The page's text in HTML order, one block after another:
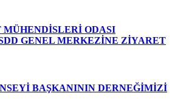
ODASI
GENEL MERKEZİNE ZİYARET
BAŞKANININ DERNEĞİMİZİ